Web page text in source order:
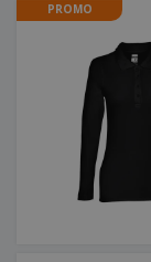
PROMO